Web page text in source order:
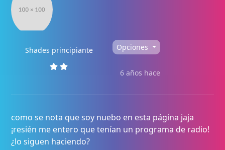
Shades principiante Opciones
6 años hace
como se nota que soy nuebo en esta página jaja
¡resién me entero que tenían un programa de radio!
¿lo siguen haciendo?